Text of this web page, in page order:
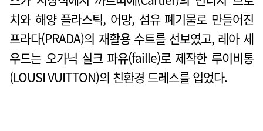
치와 해양 플라스틱, 어망, 섬유 폐기물로 만들어진
프라다(PRADA)의 재활용 수트를 선보였고, 레아 세
우드는 오가닉 실크 파유(faille)로 제작한 루이비통
(LOUSI VUITTON)의 친환경 드레스를 입었다.